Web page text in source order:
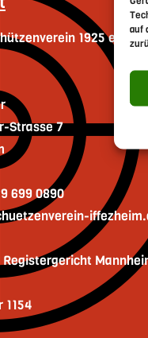
auf
1925 e. V.
Strasse 7
699 0890
1154